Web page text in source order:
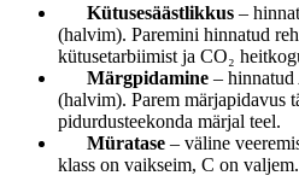
Kütusesäästlikkus –
(halvim). Paremini hinnatud
kütusetarbiimist ja CO₂
Märgpidamine –
(halvim). Parem märjapidavus
pidurdusteekonda märjal teel.
Müratase – väline
klass on vaikseim, C on valjem.